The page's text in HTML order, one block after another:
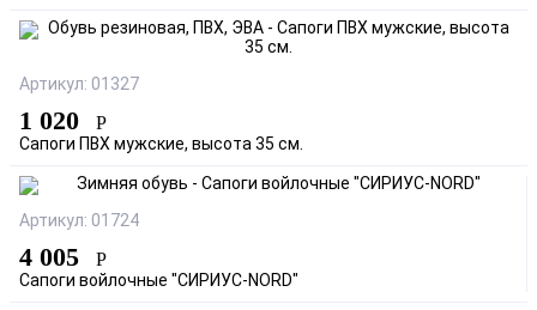
Артикул: 01327
1 020 Р
Сапоги ПВХ мужские, высота 35 см.
Артикул: 01724
4 005 Р
Сапоги войлочные "СИРИУС-NORD"